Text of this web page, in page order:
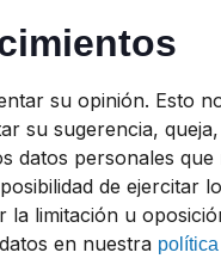
su opinión. Esto
su sugerencia, queja,
datos personales que
de ejercitar
la limitación u
en nuestra